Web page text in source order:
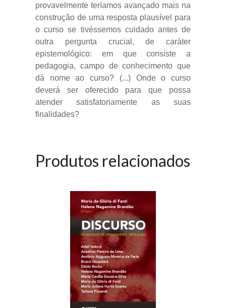
provavelmente teríamos avançado mais na
construção de uma resposta plausível para
o curso se tivéssemos cuidado antes de
outra pergunta crucial, de caráter
epistemológico: em que consiste a
pedagogia, campo de conhecimento que
dá nome ao curso? (...) Onde o curso
deverá ser oferecido para que possa
atender satisfatoriamente as suas
finalidades?
Produtos relacionados